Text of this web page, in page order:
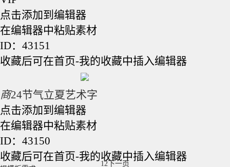
点击添加到编辑器
在编辑器中粘贴素材
ID：43151
收藏后可在首页-我的收藏中插入编辑器
商24节气立夏艺术字
点击添加到编辑器
在编辑器中粘贴素材
ID：43150
收藏后可在首页-我的收藏中插入编辑器
12 下一页